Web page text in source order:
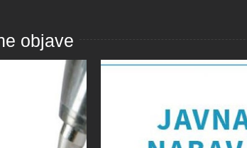
objave